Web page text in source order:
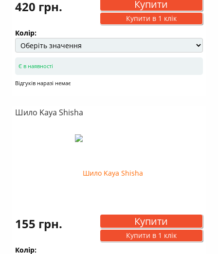
420 грн. Купити
Купити в 1 клік
Колір:
Є в наявності
Відгуків наразі немає
Шило Kaya Shisha
155 грн. Купити
Купити в 1 клік
Колір: